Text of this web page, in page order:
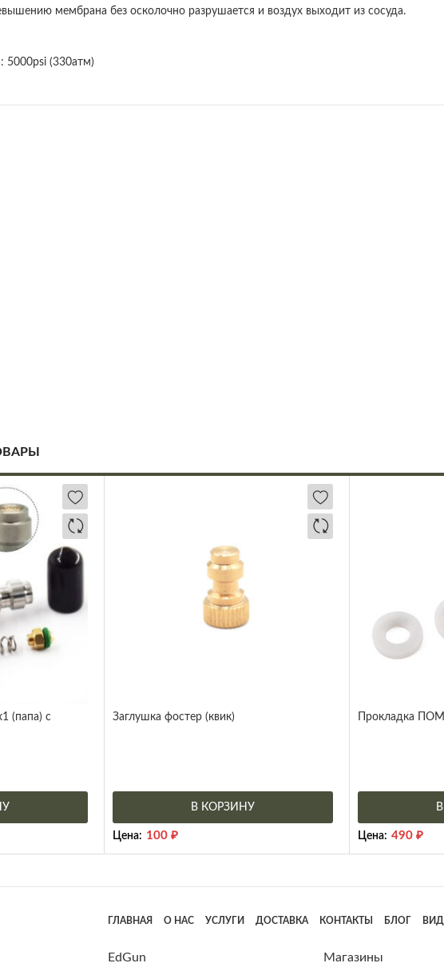
мембрана без осколочно разрушается и воздух выходит из сосуда.
5000psi (330атм)
(папа) с
Заглушка фостер (квик)
В КОРЗИНУ
Цена: 100 ₽
Прокладка
Цена: 490 ₽
ГЛАВНАЯ О НАС УСЛУГИ ДОСТАВКА КОНТАКТЫ БЛОГ
EdGun Магазины